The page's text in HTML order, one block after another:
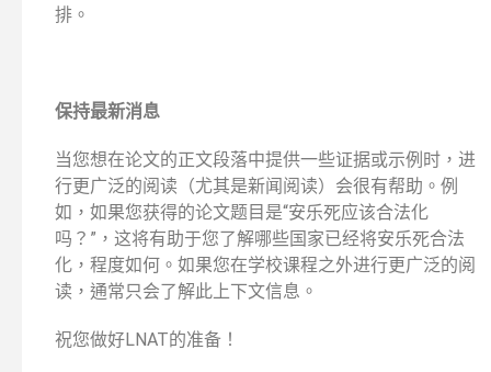
排。
保持最新消息
当您想在论文的正文段落中提供一些证据或示例时，进
行更广泛的阅读（尤其是新闻阅读）会很有帮助。例
如，如果您获得的论文题目是“安乐死应该合法化
吗？”，这将有助于您了解哪些国家已经将安乐死合法
化，程度如何。如果您在学校课程之外进行更广泛的阅
读，通常只会了解此上下文信息。
祝您做好LNAT的准备！